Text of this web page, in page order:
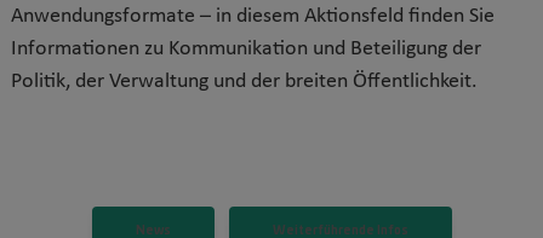
Anwendungsformate – in diesem Aktionsfeld finden Sie
Informationen zu Kommunikation und Beteiligung der
Politik, der Verwaltung und der breiten Öffentlichkeit.
News Weiterführende Infos